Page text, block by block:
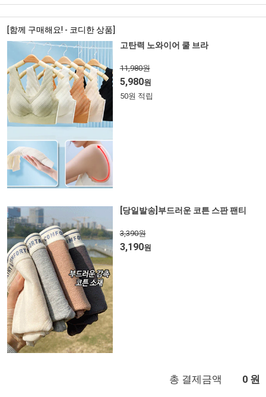
[함께 구매해요! - 코디한 상품]
고탄력 노와이어 쿨 브라
11,980원
5,980원
50원 적립
[당일발송]부드러운 코튼 스판 팬티
3,390원
3,190원
총 결제금액 0 원